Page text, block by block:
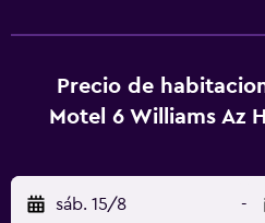
Los baños están equipados
combinadas. Los huéspedes
más)). Los servicios para las
incluyen escritorio y teléfono;
Precio de
Motel 6 Williams Az
sáb. 15/8 -